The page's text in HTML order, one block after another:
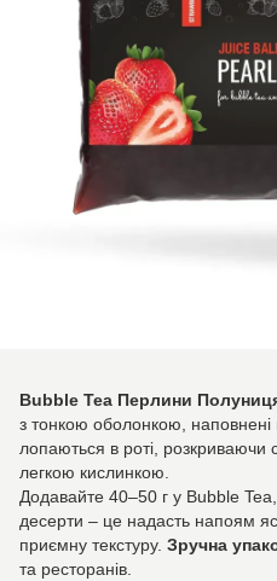
Bubble Tea Перлини
з тонкою оболонкою,
лопаються в роті, розкриваючи
легкою кислинкою.
Додавайте 40–50 г у Bubble
десерти – це надасть напоям
приємну текстуру. Зручна
та ресторанів.